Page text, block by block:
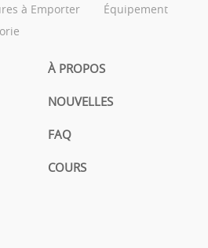
à Emporter
Équipement
À PROPOS
NOUVELLES
FAQ
COURS